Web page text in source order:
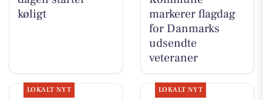
køligt
markerer flagdag
for Danmarks
udsendte
veteraner
LOKALT NYT LOKALT NYT